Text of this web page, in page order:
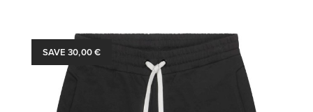
SAVE 30,00 €